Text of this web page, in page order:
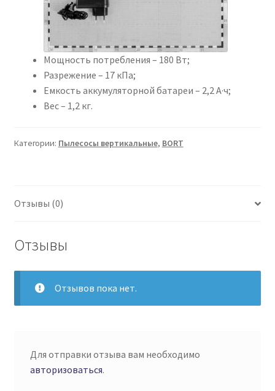
Мощность потребления – 180 Вт;
Разрежение – 17 кПа;
Емкость аккумуляторной батареи – 2,2 А·ч;
Вес – 1,2 кг.
Категории: Пылесосы вертикальные, BORT
Отзывы (0)
Отзывы
Отзывов пока нет.
Для отправки отзыва вам необходимо
авторизоваться.